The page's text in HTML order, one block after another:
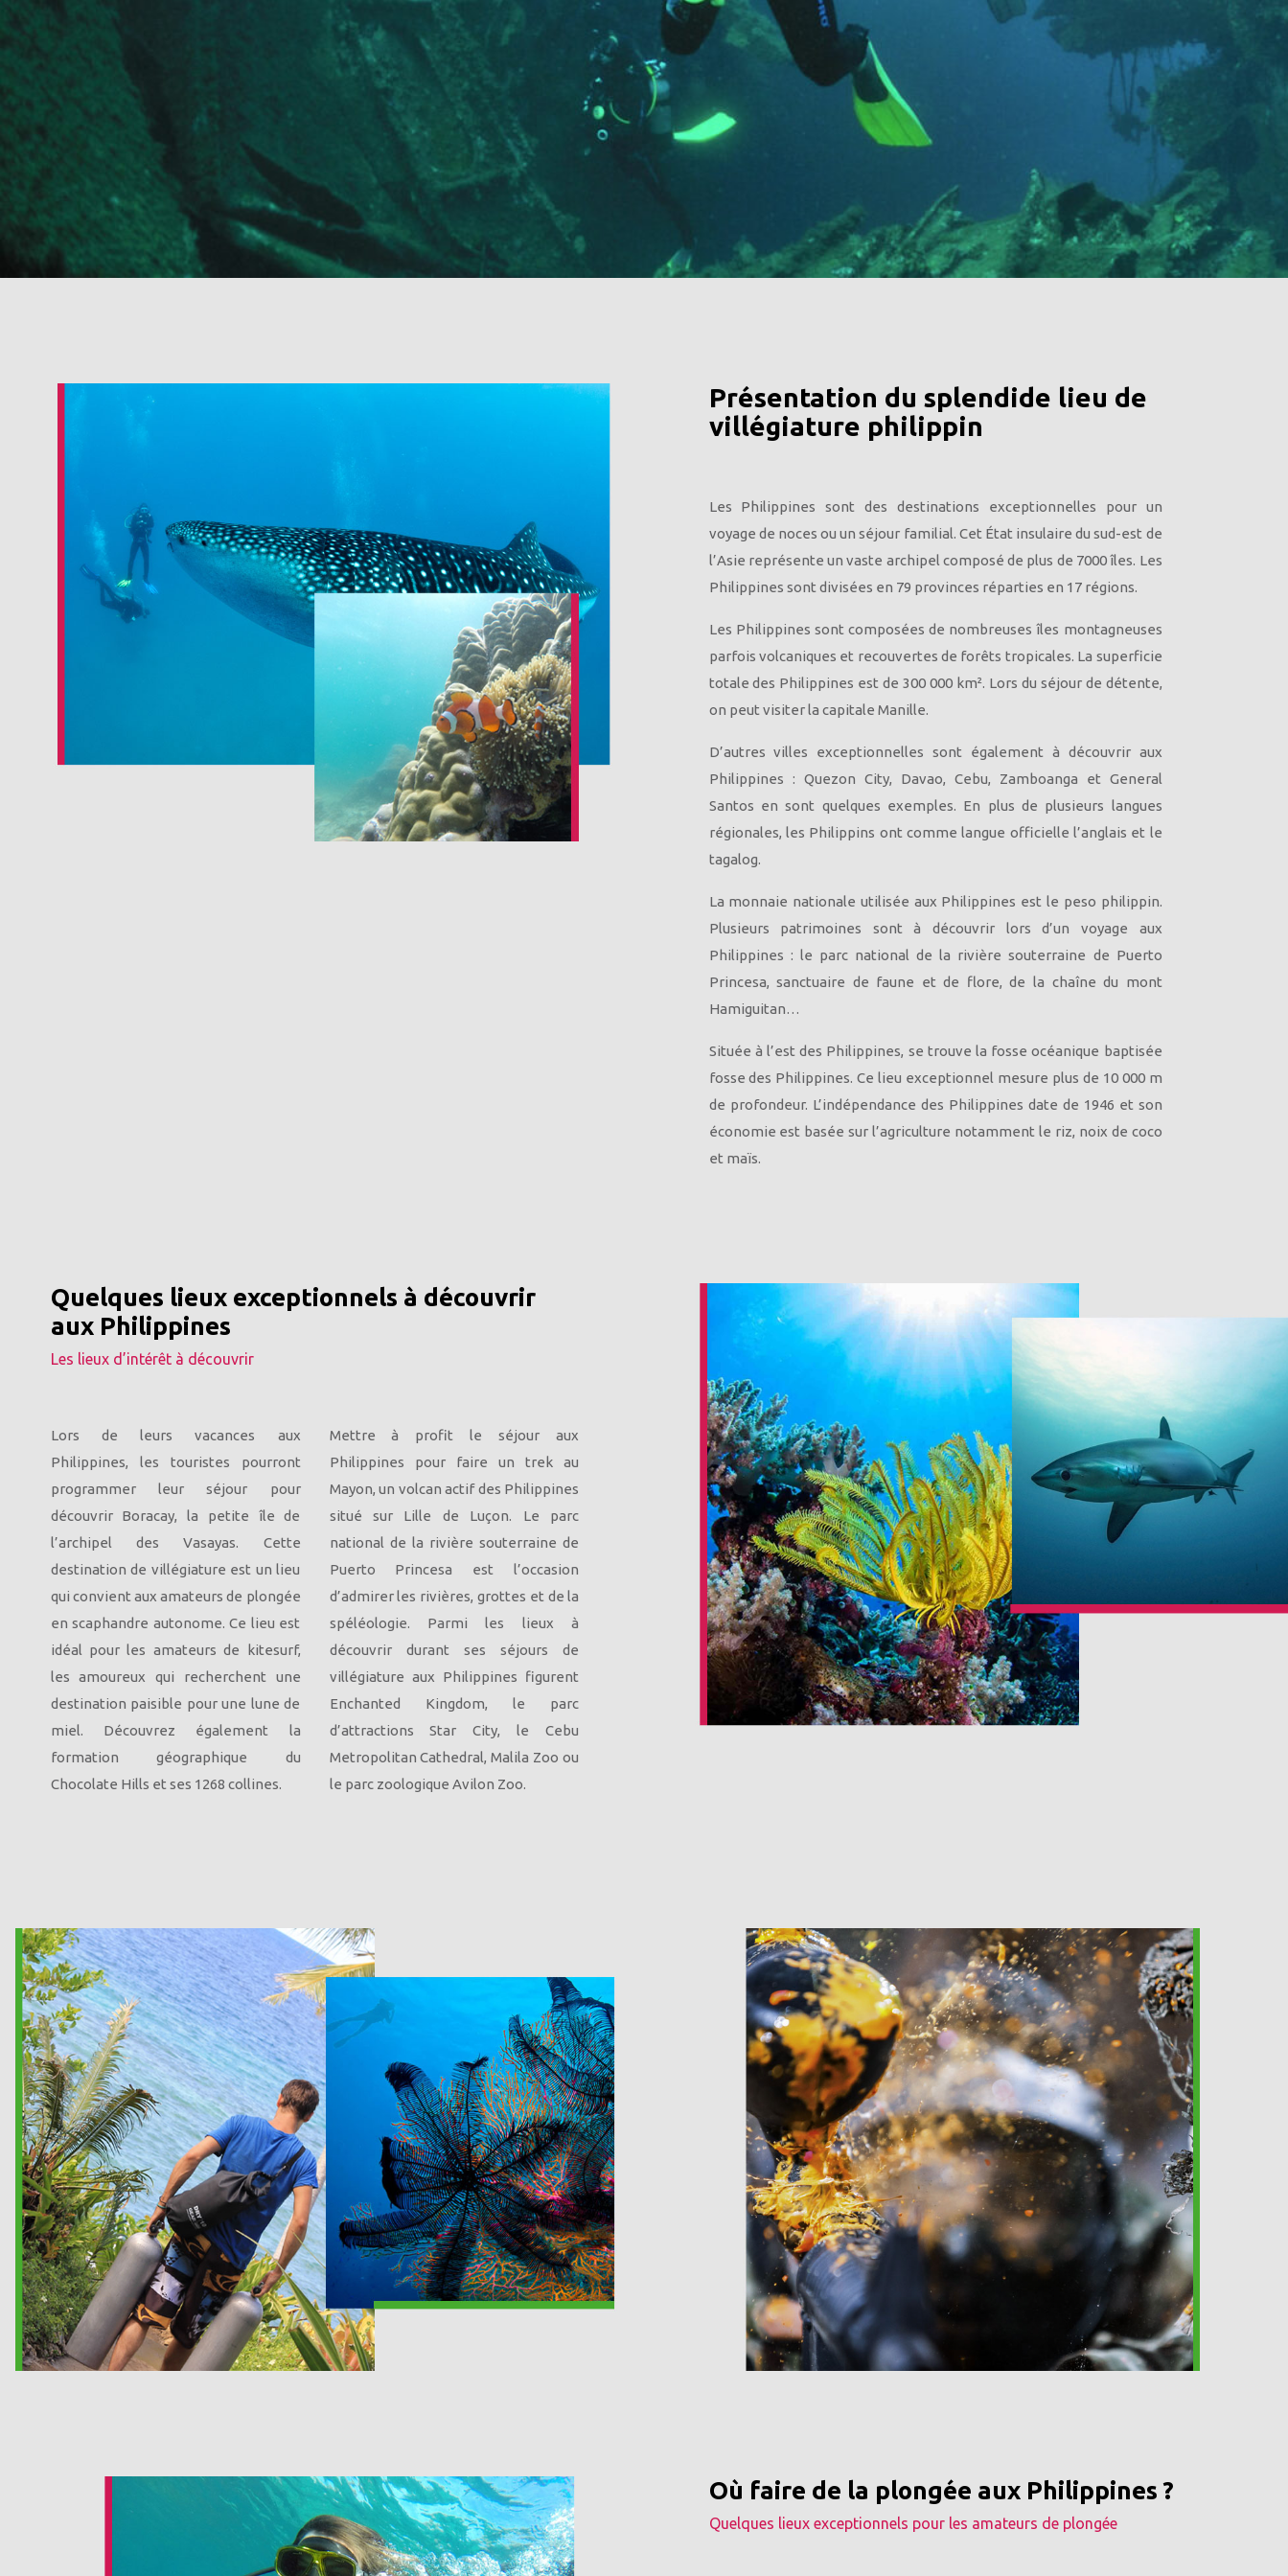
Présentation du splendide lieu de
villégiature philippin
Les Philippines sont des destinations exceptionnelles pour un
voyage de noces ou un séjour familial. Cet État insulaire du sud-est de
l’Asie représente un vaste archipel composé de plus de 7000 îles. Les
Philippines sont divisées en 79 provinces réparties en 17 régions.
Les Philippines sont composées de nombreuses îles montagneuses
parfois volcaniques et recouvertes de forêts tropicales. La superficie
totale des Philippines est de 300 000 km². Lors du séjour de détente,
on peut visiter la capitale Manille.
D’autres villes exceptionnelles sont également à découvrir aux
Philippines : Quezon City, Davao, Cebu, Zamboanga et General
Santos en sont quelques exemples. En plus de plusieurs langues
régionales, les Philippins ont comme langue officielle l’anglais et le
tagalog.
La monnaie nationale utilisée aux Philippines est le peso philippin.
Plusieurs patrimoines sont à découvrir lors d’un voyage aux
Philippines : le parc national de la rivière souterraine de Puerto
Princesa, sanctuaire de faune et de flore, de la chaîne du mont
Hamiguitan…
Située à l’est des Philippines, se trouve la fosse océanique baptisée
fosse des Philippines. Ce lieu exceptionnel mesure plus de 10 000 m
de profondeur. L’indépendance des Philippines date de 1946 et son
économie est basée sur l’agriculture notamment le riz, noix de coco
et maïs.
Quelques lieux exceptionnels à découvrir
aux Philippines
Les lieux d’intérêt à découvrir
Lors de leurs vacances aux
Philippines, les touristes pourront
programmer leur séjour pour
découvrir Boracay, la petite île de
l’archipel des Vasayas. Cette
destination de villégiature est un lieu
qui convient aux amateurs de plongée
en scaphandre autonome. Ce lieu est
idéal pour les amateurs de kitesurf,
les amoureux qui recherchent une
destination paisible pour une lune de
miel. Découvrez également la
formation géographique du
Chocolate Hills et ses 1268 collines.
Mettre à profit le séjour aux
Philippines pour faire un trek au
Mayon, un volcan actif des Philippines
situé sur Lille de Luçon. Le parc
national de la rivière souterraine de
Puerto Princesa est l’occasion
d’admirer les rivières, grottes et de la
spéléologie. Parmi les lieux à
découvrir durant ses séjours de
villégiature aux Philippines figurent
Enchanted Kingdom, le parc
d’attractions Star City, le Cebu
Metropolitan Cathedral, Malila Zoo ou
le parc zoologique Avilon Zoo.
Où faire de la plongée aux Philippines ?
Quelques lieux exceptionnels pour les amateurs de plongée